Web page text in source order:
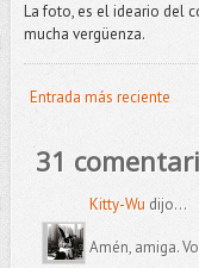
La foto, es el ideario del
mucha vergüenza.
Entrada más reciente
31
Kitty-Wu dijo...
Amén, amiga.